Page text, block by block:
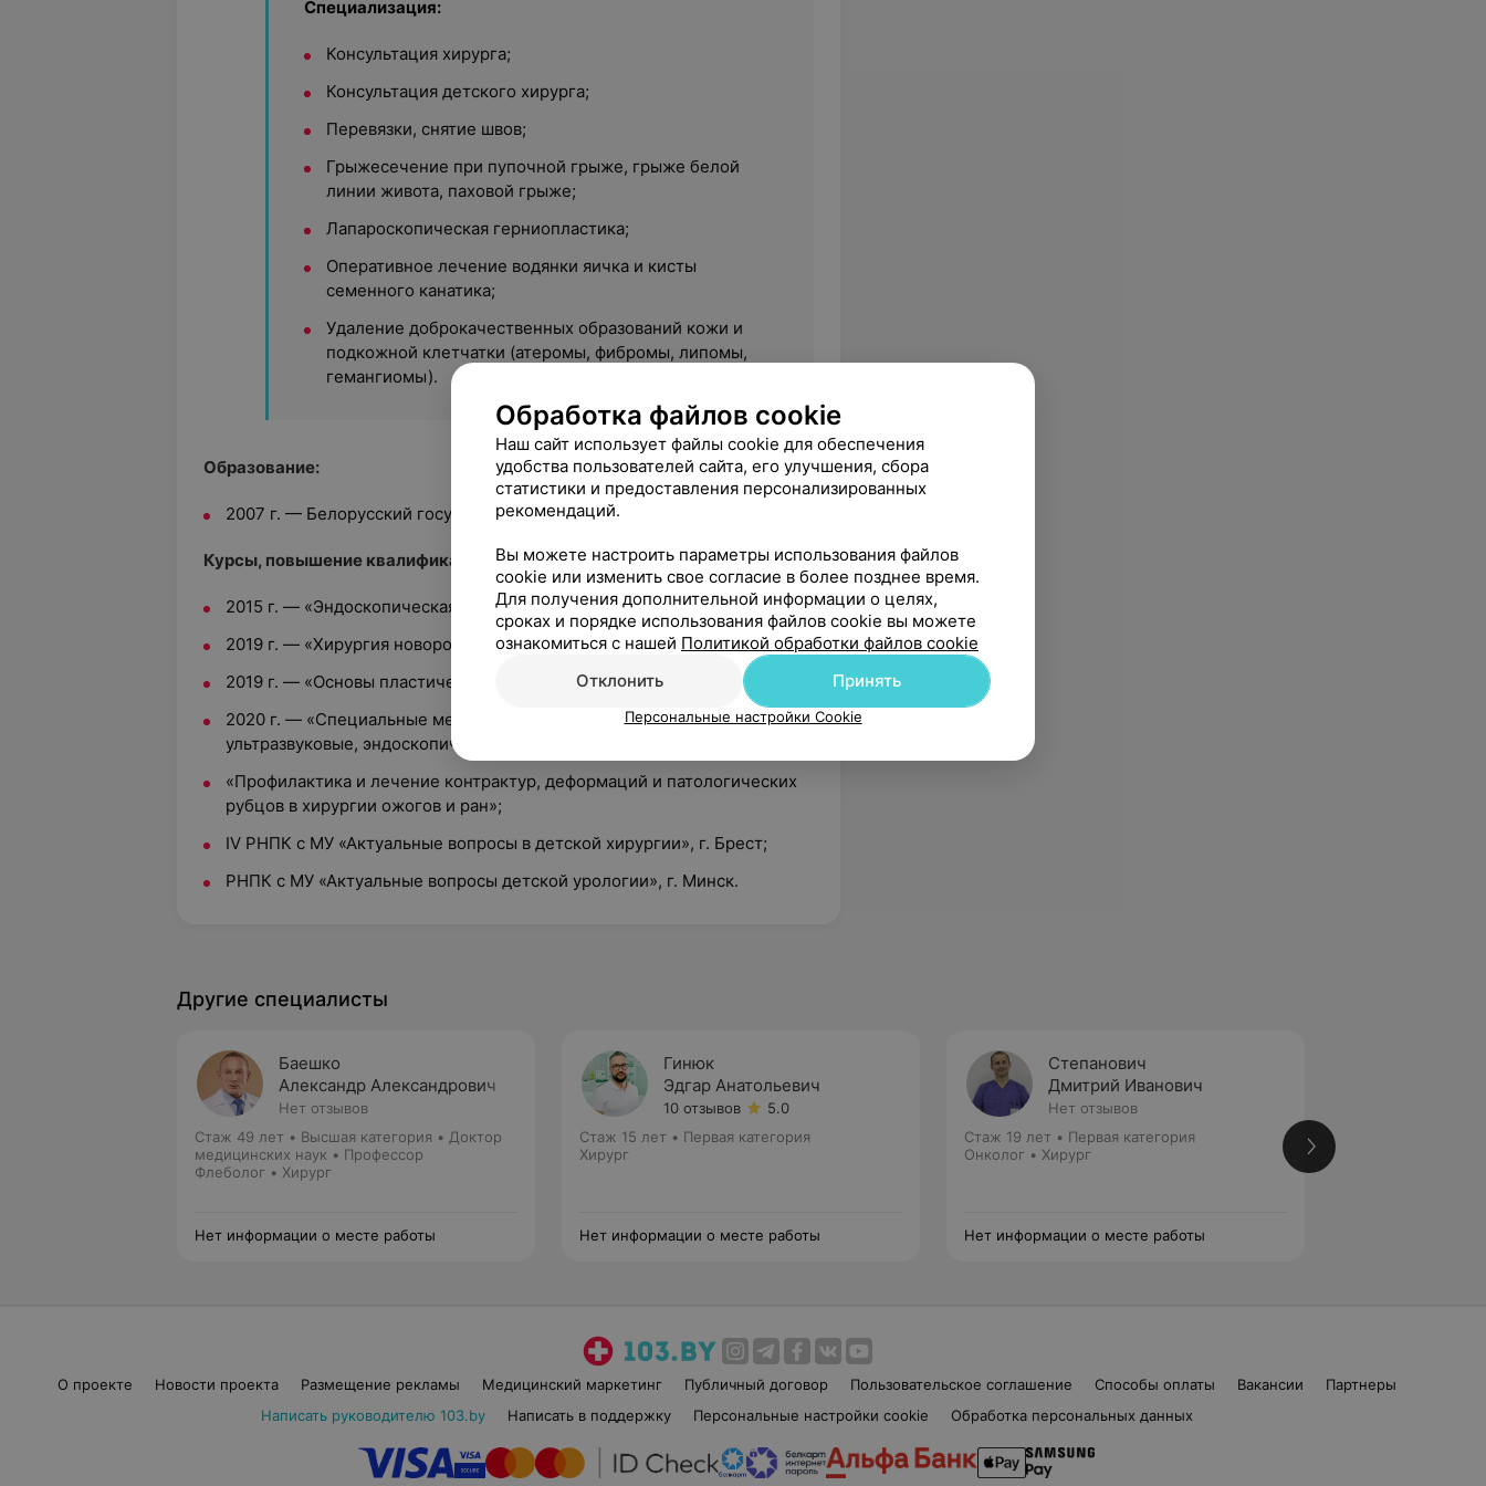
Специализация:
Консультация хирурга;
Консультация детского хирурга;
Перевязки, снятие швов;
Грыжесечение при пупочной грыже, грыже белой
линии живота, паховой грыже;
Лапароскопическая герниопластика;
Оперативное лечение водянки яичка и кисты
семенного канатика;
Удаление доброкачественных образований кожи и
подкожной клетчатки (атеромы, фибромы, липомы,
гемангиомы).
Образование:
2007 г. — Белорусский государственный медицинский университет.
Курсы, повышение квалификации:
2015 г. — «Эндоскопическая хирургия у детей»;
2019 г. — «Хирургия новорожденного — диагностика лечения»;
2019 г. — «Основы пластической хирургии»;
2020 г. — «Специальные методы диагностики (рентгенологические,
ультразвуковые, эндоскопические) в хирургии детского возраста»;
«Профилактика и лечение контрактур, деформаций и патологических
рубцов в хирургии ожогов и ран»;
IV РНПК с МУ «Актуальные вопросы в детской хирургии», г. Брест;
РНПК с МУ «Актуальные вопросы детской урологии», г. Минск.
Другие специалисты
Баешко
Александр Александрович
Нет отзывов
Стаж 49 лет • Высшая категория • Доктор
медицинских наук • Профессор
Флеболог • Хирург
Нет информации о месте работы
Гинюк
Эдгар Анатольевич
10 отзывов
5.0
Стаж 15 лет • Первая категория
Хирург
Нет информации о месте работы
Степанович
Дмитрий Иванович
Нет отзывов
Стаж 19 лет • Первая категория
Онколог • Хирург
Нет информации о месте работы
О проекте Новости проекта Размещение рекламы Медицинский маркетинг Публичный договор Пользовательское соглашение Способы оплаты Вакансии
Партнеры
Написать руководителю 103.by
Написать в поддержку Персональные настройки cookie Обработка персональных данных
Обработка файлов cookie
Наш сайт использует файлы cookie для обеспечения
удобства пользователей сайта, его улучшения, сбора
статистики и предоставления персонализированных
рекомендаций.
Вы можете настроить параметры использования файлов
cookie или изменить свое согласие в более позднее время.
Для получения дополнительной информации о целях,
сроках и порядке использования файлов cookie вы можете
ознакомиться с нашей Политикой обработки файлов cookie
Отклонить
Принять
Персональные настройки Cookie